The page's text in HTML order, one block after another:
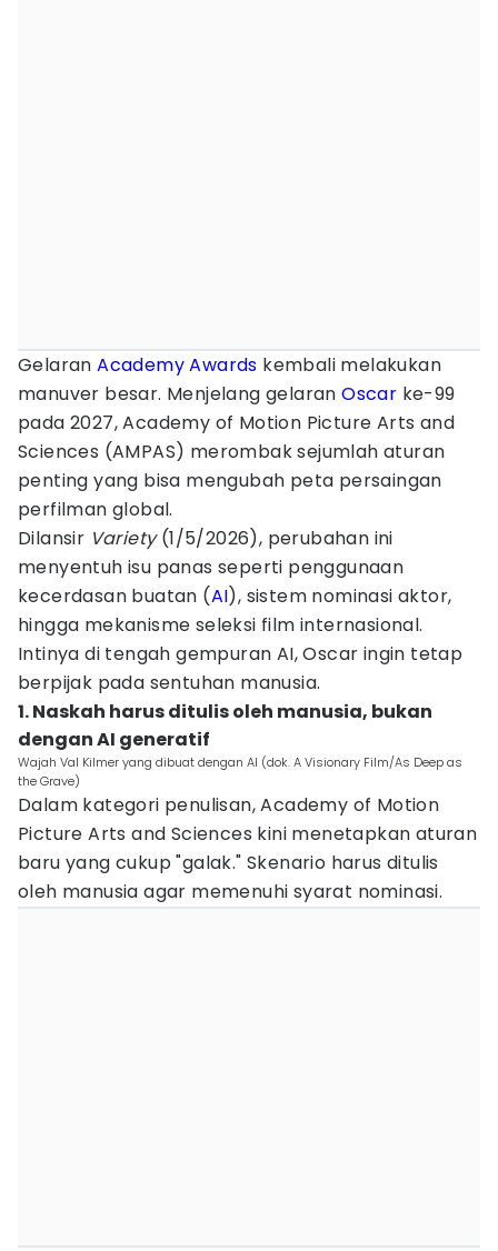
GelaranAcademy Awards kembali melakukan
manuver besar. Menjelang gelaranOscar ke-99
pada 2027, Academy of Motion Picture Arts and
Sciences (AMPAS) merombak sejumlah aturan
penting yang bisa mengubah peta persaingan
perfilman global.
Dilansir Variety(1/5/2026), perubahan ini
menyentuh isu panas seperti penggunaan
kecerdasan buatan (AI), sistem nominasi aktor,
hingga mekanisme seleksi film internasional.
Intinya di tengah gempuran AI, Oscar ingin tetap
berpijak pada sentuhan manusia.
1. Naskah harus ditulis oleh manusia, bukan
dengan AI generatif
Wajah Val Kilmer yang dibuat dengan AI (dok. A Visionary Film/As Deep as
the Grave)
Dalam kategori penulisan, Academy of Motion
Picture Arts and Sciences kini menetapkan aturan
baru yang cukup "galak." Skenario harus ditulis
oleh manusia agar memenuhi syarat nominasi.